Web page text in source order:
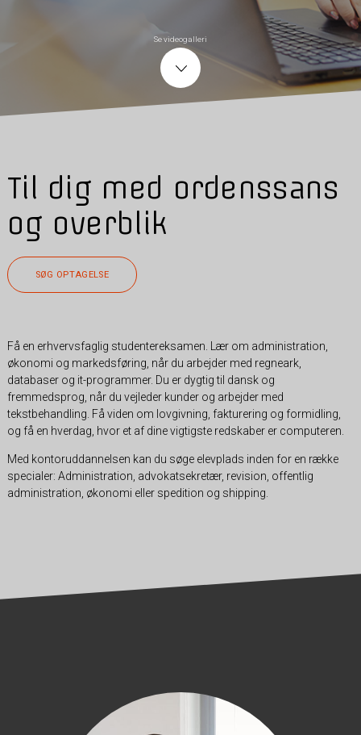
Se videogalleri
Til dig med ordenssans
og overblik
SØG OPTAGELSE
Få en erhvervsfaglig studentereksamen. Lær om administration,
økonomi og markedsføring, når du arbejder med regneark,
databaser og it-programmer. Du er dygtig til dansk og
fremmedsprog, når du vejleder kunder og arbejder med
tekstbehandling. Få viden om lovgivning, fakturering og formidling,
og få en hverdag, hvor et af dine vigtigste redskaber er computeren.
Med kontoruddannelsen kan du søge elevplads inden for en række
specialer: Administration, advokatsekretær, revision, offentlig
administration, økonomi eller spedition og shipping.